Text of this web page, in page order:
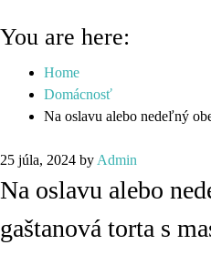
You are here:
Home
Domácnosť
Na oslavu alebo nedeľný
25 júla, 2024 by Admin
Na oslavu alebo
gaštanová torta s